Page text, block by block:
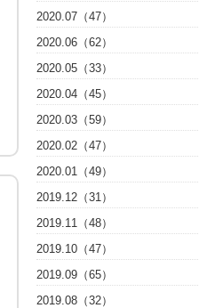
2020.07（47）
2020.06（62）
2020.05（33）
2020.04（45）
2020.03（59）
2020.02（47）
2020.01（49）
2019.12（31）
2019.11（48）
2019.10（47）
2019.09（65）
2019.08（32）